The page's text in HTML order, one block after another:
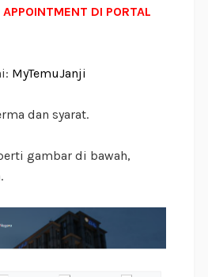
DI PORTAL
MyTemuJanji
dan syarat.
gambar di bawah,